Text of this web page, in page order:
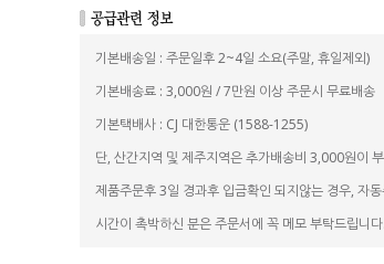
기본배송일 : 주문일후 2~4일 소요(주말, 휴일제외)
기본배송료 : 3,000원 / 7만원 이상 주문시 무료배송
기본택배사 : CJ 대한통운 (1588-1255)
단, 산간지역 및 제주지역은 추가배송비 3,000원이
제품주문후 3일 경과후 입금확인 되지않는 경우, 자
시간이 촉박하신 분은 주문서에 꼭 메모 부탁드립니다.